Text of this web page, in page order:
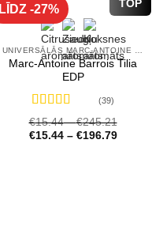
TOP
LĪDZ -27%
Marc-Antoine Barrois Tilia
EDP
Novērtēts
ar4.72 no 5
(39)
€15.44–€245.21
€15.44– €196.79